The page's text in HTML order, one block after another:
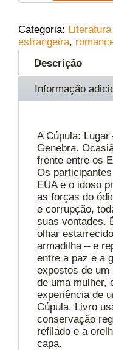
Categoria:
estrangeira,
Descrição
Informação
A Cúpula:
Genebra.
frente entre os
Os
EUA e o idoso
as forças do
e corrupção,
suas vontades.
olhar
armadilha – e
entre a paz e a
expostos de um
de uma mulher,
experiência de
Cúpula. Livro
conservação
refilado e a
capa.